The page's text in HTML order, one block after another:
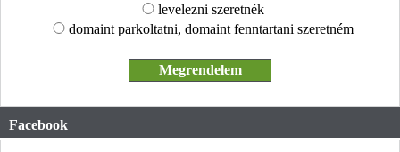
levelezni szeretnék
domaint parkoltatni, domaint fenntartani szeretném
Facebook